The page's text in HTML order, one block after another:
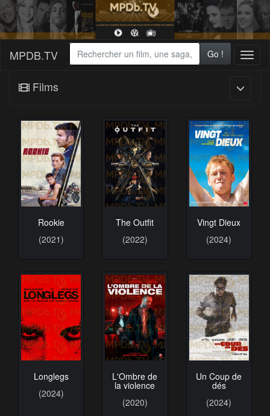
MPDB.TV Go !
Films
Rookie
(2021)
The Outfit
(2022)
Vingt Dieux
(2024)
Longlegs
(2024)
L'Ombre de
la violence
(2020)
Un Coup de
dés
(2024)